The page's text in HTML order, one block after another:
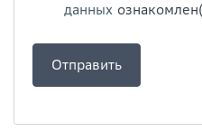
данных